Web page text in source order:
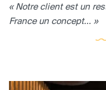
« Notre client est un
France un concept... »